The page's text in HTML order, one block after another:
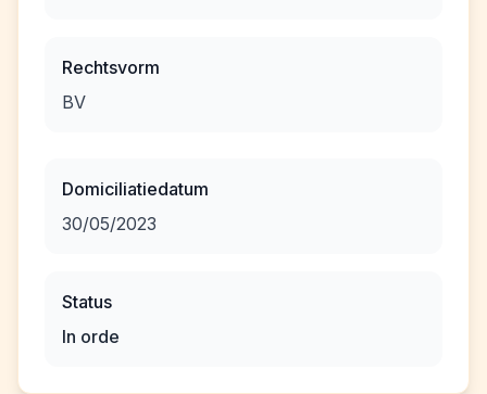
Rechtsvorm
BV
Domiciliatiedatum
30/05/2023
Status
In orde